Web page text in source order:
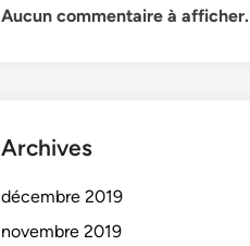
Aucun commentaire à afficher.
Archives
décembre 2019
novembre 2019